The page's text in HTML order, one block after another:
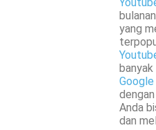
yang
banyak
Anda
dan